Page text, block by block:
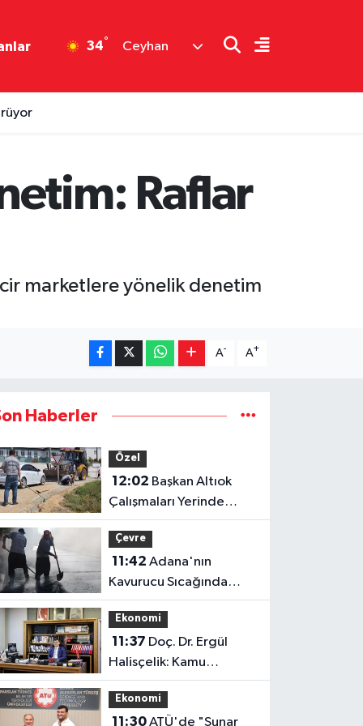
34° Ceyhan
Raflar
marketlere yönelik denetim
A- A+
Haberler
Özel
12:02
Çalışmaları Yerinde
İnceledi: Yumurtalık'ta
Altyapı ve Ulaşım
Seferberliği
Çevre
11:42
Kavurucu Sıcağında
İşçilerin Zorlu Asfalt
Mesaisi Sürüyor
Ekonomi
11:37
Halisçelik: Kamu
Maliyesi Karmaşık ve Zor
İzlenebilir Bir Yapıya
Dönüştü
Ekonomi
11:30ATÜ'de "Sunar